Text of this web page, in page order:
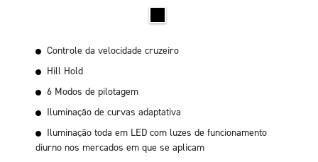
Controle da velocidade cruzeiro
Hill Hold
6 Modos de pilotagem
Iluminação de curvas adaptativa
Iluminação toda em LED com luzes de funcionamento
diurno nos mercados em que se aplicam